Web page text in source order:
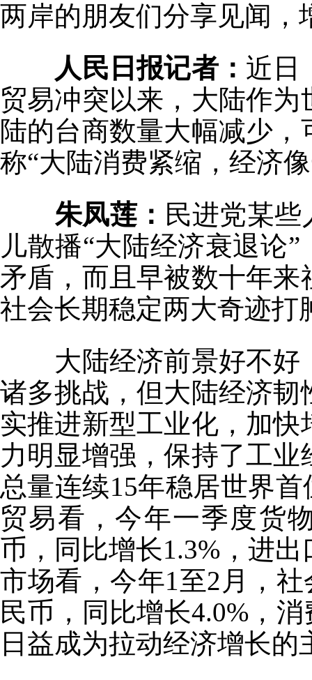
两岸的朋友们分享见闻，
人民日报记者： 近日
贸易冲突以来，大陆作
陆的台商数量大幅减少
称“大陆消费紧缩，经济
朱凤莲： 民进党某
儿散播“大陆经济衰退论
矛盾，而且早被数十年
社会长期稳定两大奇迹打
大陆经济前景好不
诸多挑战，但大陆经济
实推进新型工业化，加
力明显增强，保持了工
总量连续15年稳居世界
贸易看，今年一季度货
币，同比增长1.3%，进
市场看，今年1至2月，
民币，同比增长4.0%，
日益成为拉动经济增长